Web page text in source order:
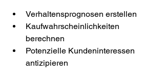
Verhaltensprognosen erstellen
Kaufwahrscheinlichkeiten
berechnen
Potenzielle Kundeninteressen
antizipieren